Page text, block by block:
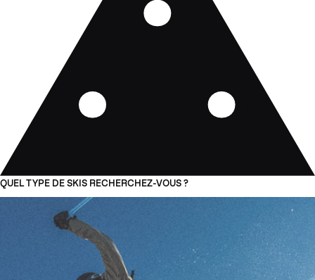
QUEL TYPE DE SKIS RECHERCHEZ-VOUS ?
01